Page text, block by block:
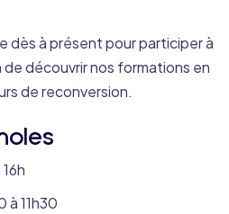
dès à présent pour participer à
découvrir nos formations en
de reconversion.
11h30